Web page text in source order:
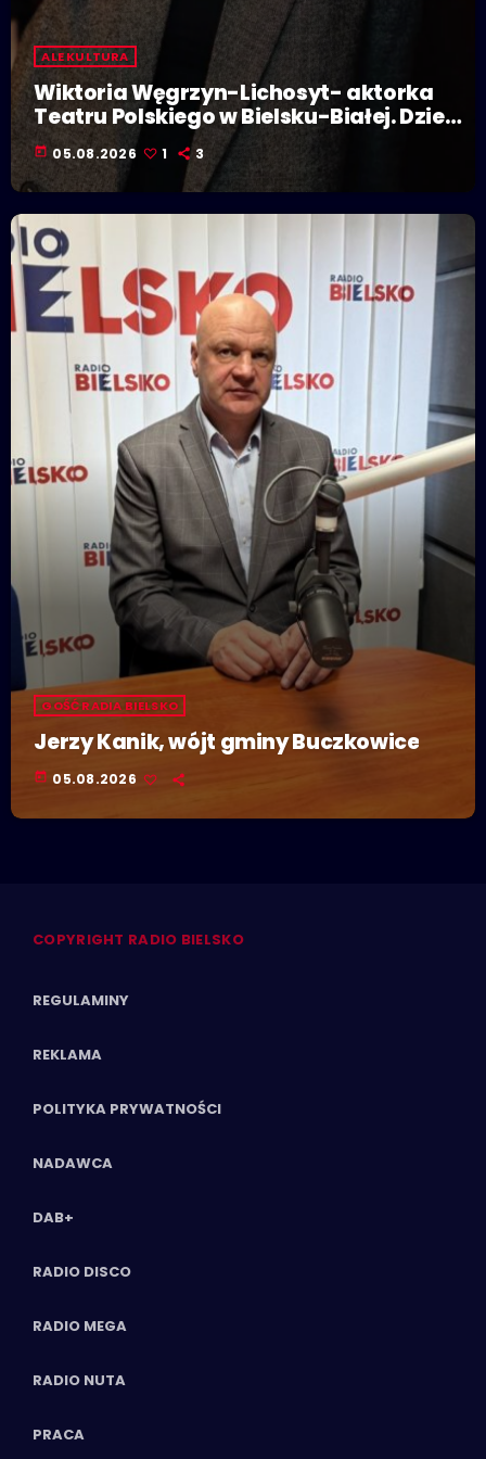
ALE KULTURA
Wiktoria Węgrzyn-Lichosyt- aktorka
Teatru Polskiego w Bielsku-Białej. Dzieje
się w Polskiej Stolicy Kultury!
today 05.08.2026 1 3
GOŚĆ RADIA BIELSKO
Jerzy Kanik, wójt gminy Buczkowice
today 05.08.2026
COPYRIGHT RADIO BIELSKO
REGULAMINY
REKLAMA
POLITYKA PRYWATNOŚCI
NADAWCA
DAB+
RADIO DISCO
RADIO MEGA
RADIO NUTA
PRACA